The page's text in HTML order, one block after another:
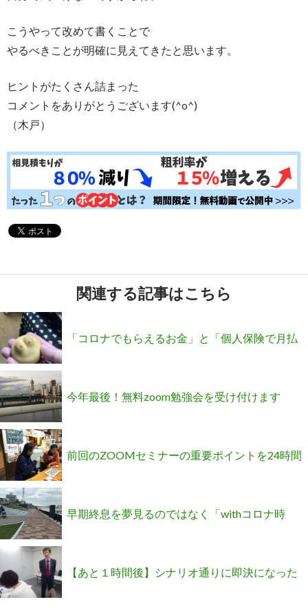
こうやって改めて書くことで
やるべきことが明確に見えてきたと思います。
ヒントがたくさん詰まった
コメントをありがとうございます(^o^)
（木戸）
関連する記事はこちら
「コロナでもらえるお金」と「個人保険で月払
い20万が売れる方法」
今年最後！無料zoom勉強会を受け付けます
(^o^)
前回のZOOMセミナーの重要ポイントを24時間
限定でビデオ公開中！
早期終息を夢見るのではなく「withコロナ時
代」として考え方を切り替える
【あと１時間後】シナリオ通りに即決になった